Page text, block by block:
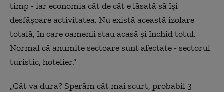
timp - iar economia cât de cât e lăsată să îşi
desfăşoare activitatea. Nu există această izolare
totală, în care oamenii stau acasă și închid totul.
Normal că anumite sectoare sunt afectate - sectorul
turistic, hotelier.”
„Cât va dura? Sperăm cât mai scurt, probabil 3